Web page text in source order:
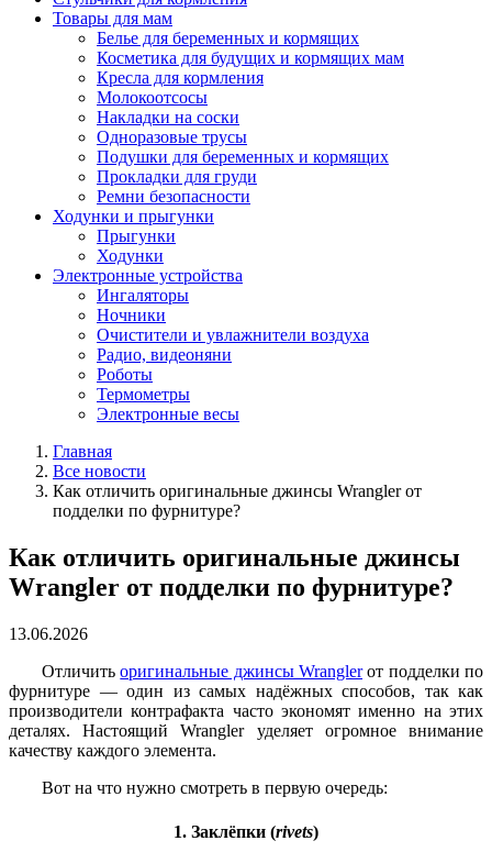
Товары для мам
Белье для беременных и кормящих
Косметика для будущих и кормящих мам
Кресла для кормления
Молокоотсосы
Накладки на соски
Одноразовые трусы
Подушки для беременных и кормящих
Прокладки для груди
Ремни безопасности
Ходунки и прыгунки
Прыгунки
Ходунки
Электронные устройства
Ингаляторы
Ночники
Очистители и увлажнители воздуха
Радио, видеоняни
Роботы
Термометры
Электронные весы
Главная
Все новости
Как отличить оригинальные джинсы Wrangler от
подделки по фурнитуре?
Как отличить оригинальные джинсы
Wrangler от подделки по фурнитуре?
13.06.2026
Отличитьоригинальные джинсы Wranglerот подделки по
фурнитуре — один из самых надёжных способов, так как
производители контрафакта часто экономят именно на этих
деталях. Настоящий Wrangler уделяет огромное внимание
качеству каждого элемента.
Вот на что нужно смотреть в первую очередь:
1. Заклёпки (rivets)